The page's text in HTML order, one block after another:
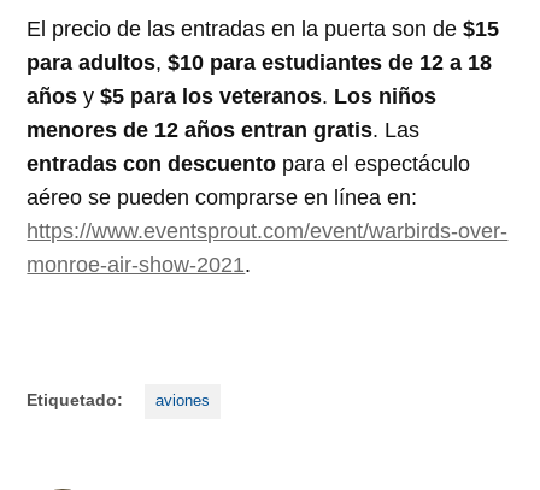
El precio de las entradas en la puerta son de$15
para adultos,$10 para estudiantes de 12 a 18
años y$5 para los veteranos. Los niños
menores de 12 años entran gratis. Las
entradas con descuento para el espectáculo
aéreo se pueden comprarse en línea en:
https://www.eventsprout.com/event/warbirds-over-
monroe-air-show-2021.
Etiquetado: aviones